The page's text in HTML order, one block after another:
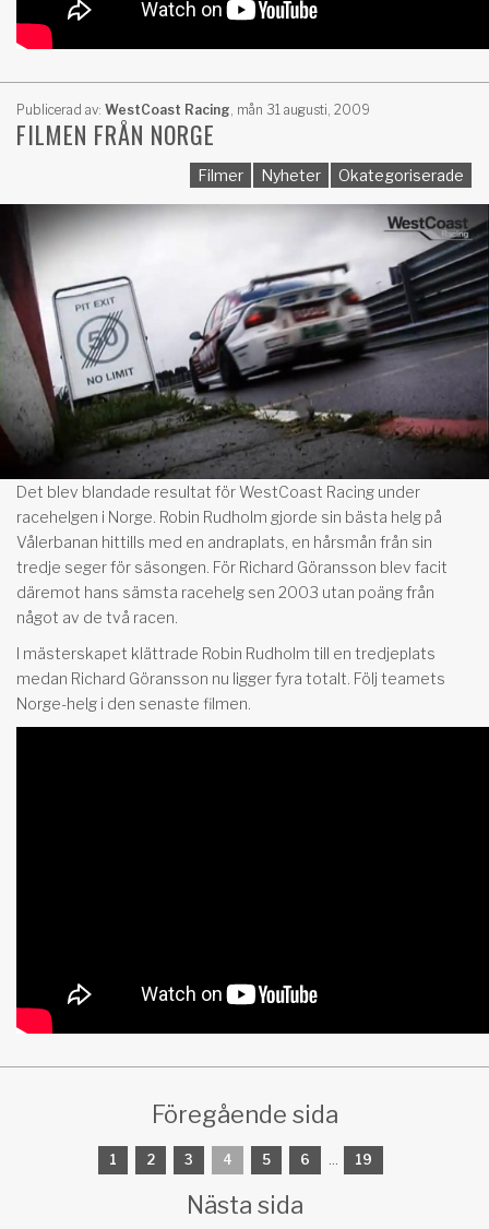
Publicerad av: WestCoast Racing mån 31 augusti, 2009
FILMEN FRÅN NORGE
Filmer Nyheter Okategoriserade
Det blev blandade resultat för WestCoast Racing under
racehelgen i Norge. Robin Rudholm gjorde sin bästa helg på
Vålerbanan hittills med en andraplats, en hårsmån från sin
tredje seger för säsongen. För Richard Göransson blev facit
däremot hans sämsta racehelg sen 2003 utan poäng från
något av de två racen.
I mästerskapet klättrade Robin Rudholm till en tredjeplats
medan Richard Göransson nu ligger fyra totalt. Följ teamets
Norge-helg i den senaste filmen.
Föregående sida
1 2 3 4 5 6 19
Nästa sida